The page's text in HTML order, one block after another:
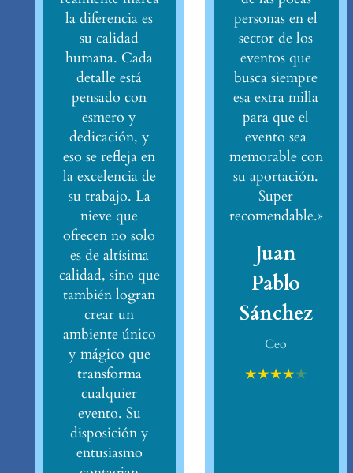
la diferencia es
su calidad
humana. Cada
detalle está
pensado con
esmero y
dedicación, y
eso se refleja en
la excelencia de
su trabajo. La
nieve que
ofrecen no solo
es de altísima
calidad, sino que
también logran
crear un
ambiente único
y mágico que
transforma
cualquier
evento. Su
disposición y
entusiasmo
personas en el
sector de los
eventos que
busca siempre
esa extra milla
para que el
evento sea
memorable con
su aportación.
Super
recomendable.»
Juan
Pablo
Sánchez
Ceo
★★★★★